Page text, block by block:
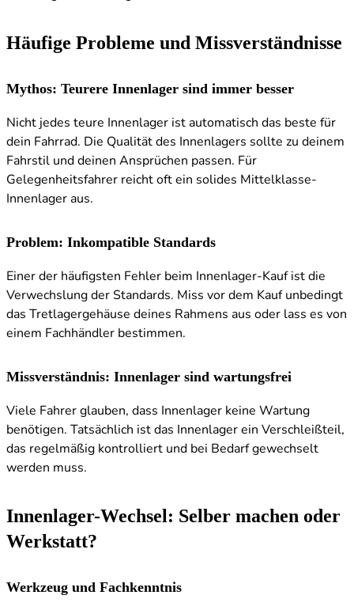
Häufige Probleme und Missverständnisse
Mythos: Teurere Innenlager sind immer besser
Nicht jedes teure Innenlager ist automatisch das beste für
dein Fahrrad. Die Qualität des Innenlagers sollte zu deinem
Fahrstil und deinen Ansprüchen passen. Für
Gelegenheitsfahrer reicht oft ein solides Mittelklasse-
Innenlager aus.
Problem: Inkompatible Standards
Einer der häufigsten Fehler beim Innenlager-Kauf ist die
Verwechslung der Standards. Miss vor dem Kauf unbedingt
das Tretlagergehäuse deines Rahmens aus oder lass es von
einem Fachhändler bestimmen.
Missverständnis: Innenlager sind wartungsfrei
Viele Fahrer glauben, dass Innenlager keine Wartung
benötigen. Tatsächlich ist das Innenlager ein Verschleißteil,
das regelmäßig kontrolliert und bei Bedarf gewechselt
werden muss.
Innenlager-Wechsel: Selber machen oder
Werkstatt?
Werkzeug und Fachkenntnis